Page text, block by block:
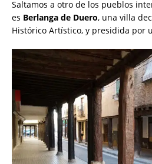
Saltamos a otro de los pueblos
es Berlanga de Duero, una villa
Histórico Artístico, y presidida por